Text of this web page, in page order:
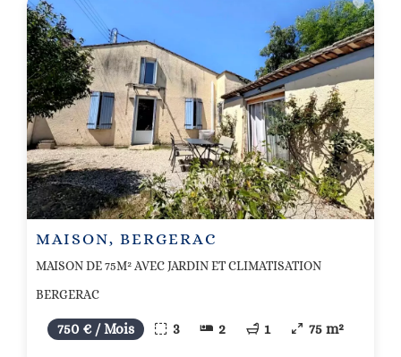
MAISON, BERGERAC
MAISON DE 75M² AVEC JARDIN ET CLIMATISATION
BERGERAC
750 € / Mois 3 2 1 75 m²